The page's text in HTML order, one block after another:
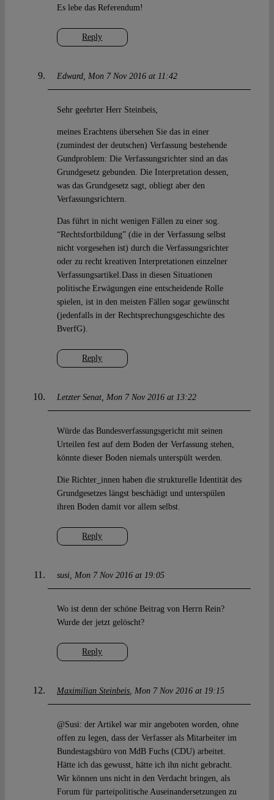
Reply
Es lebe das Referendum!
Edward Mon 7 Nov 2016 at 11:42
Reply
Sehr geehrter Herr Steinbeis,
meines Erachtens übersehen Sie das in einer
(zumindest der deutschen) Verfassung bestehende
Gundproblem: Die Verfassungsrichter sind an das
Grundgesetz gebunden. Die Interpretation dessen,
was das Grundgesetz sagt, obliegt aber den
Verfassungsrichtern.
Das führt in nicht wenigen Fällen zu einer sog.
“Rechtsfortbildung” (die in der Verfassung selbst
nicht vorgesehen ist) durch die Verfassungsrichter
oder zu recht kreativen Interpretationen einzelner
Verfassungsartikel.Dass in diesen Situationen
politische Erwägungen eine entscheidende Rolle
spielen, ist in den meisten Fällen sogar gewünscht
(jedenfalls in der Rechtsprechungsgeschichte des
BverfG).
Letzter Senat Mon 7 Nov 2016 at 13:22
Reply
Würde das Bundesverfassungsgericht mit seinen
Urteilen fest auf dem Boden der Verfassung stehen,
könnte dieser Boden niemals unterspült werden.
Die Richter_innen haben die strukturelle Identität des
Grundgesetzes längst beschädigt und unterspülen
ihren Boden damit vor allem selbst.
susi Mon 7 Nov 2016 at 19:05
Reply
Wo ist denn der schöne Beitrag von Herrn Rein?
Wurde der jetzt gelöscht?
Maximilian Steinbeis Mon 7 Nov 2016 at 19:15
@Susi: der Artikel war mir angeboten worden, ohne
offen zu legen, dass der Verfasser als Mitarbeiter im
Bundestagsbüro von MdB Fuchs (CDU) arbeitet.
Hätte ich das gewusst, hätte ich ihn nicht gebracht.
Wir können uns nicht in den Verdacht bringen, als
Forum für parteipolitische Auseinandersetzungen zu